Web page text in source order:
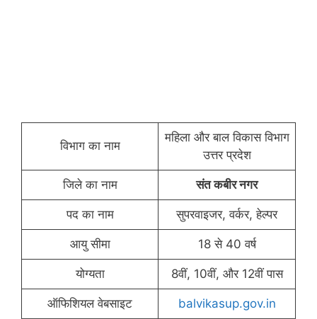
विभाग का नाम
महिला और बाल विकास विभाग
उत्तर प्रदेश
जिले का नाम संत कबीर नगर
पद का नाम सुपरवाइजर, वर्कर, हेल्पर
आयु सीमा 18 से 40 वर्ष
योग्यता 8वीं, 10वीं, और 12वीं पास
ऑफिशियल वेबसाइट balvikasup.gov.in